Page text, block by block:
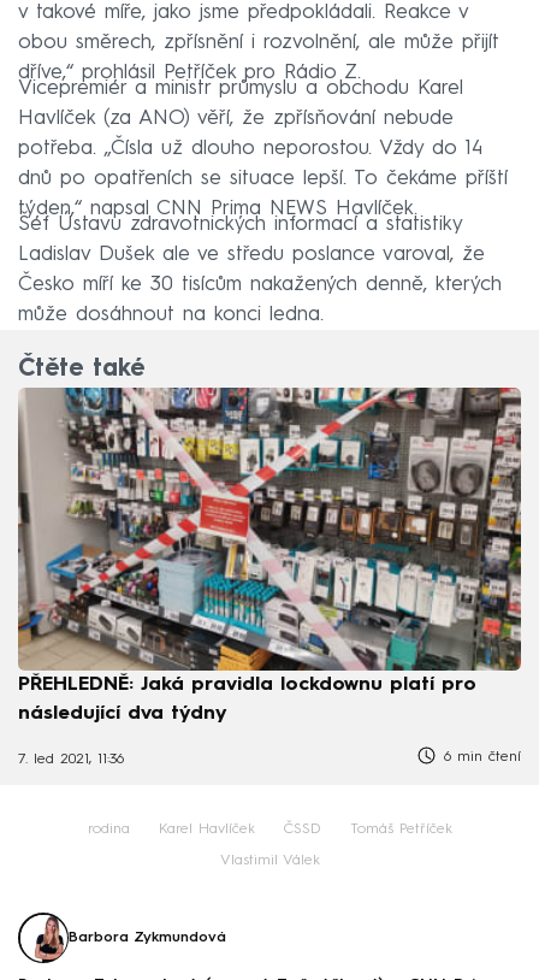
v takové míře, jako jsme předpokládali. Reakce v
obou směrech, zpřísnění i rozvolnění, ale může přijít
dříve,“ prohlásil Petříček pro Rádio Z.
Vicepremiér a ministr průmyslu a obchodu Karel
Havlíček (za ANO) věří, že zpřísňování nebude
potřeba. „Čísla už dlouho neporostou. Vždy do 14
dnů po opatřeních se situace lepší. To čekáme příští
týden,“ napsal CNN Prima NEWS Havlíček.
Šéf Ústavu zdravotnických informací a statistiky
Ladislav Dušek ale ve středu poslance varoval, že
Česko míří ke 30 tisícům nakažených denně, kterých
může dosáhnout na konci ledna.
Čtěte také
PŘEHLEDNĚ: Jaká pravidla lockdownu platí pro
následující dva týdny
7. led 2021, 11:36 6 min čtení
rodina Karel Havlíček ČSSD Tomáš Petříček
Vlastimil Válek
Barbora Zykmundová